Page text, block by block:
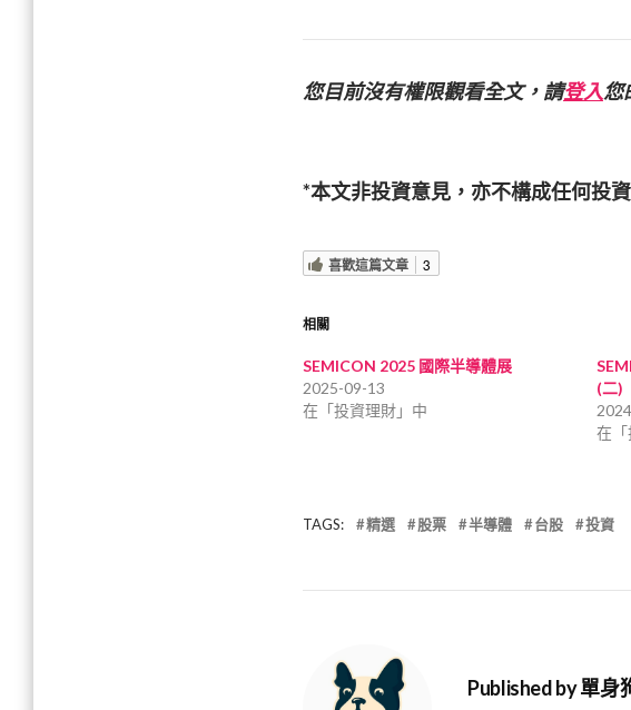
您目前沒有權限觀看全文，請登入您
*本文非投資意見，亦不構成任何投
喜歡這篇文章 3
相關
SEMICON 2025 國際半導體展
2025-09-13
在「投資理財」中
(二)
在「
TAGS: 精選 股票 半導體 台股 投資
Published by單身